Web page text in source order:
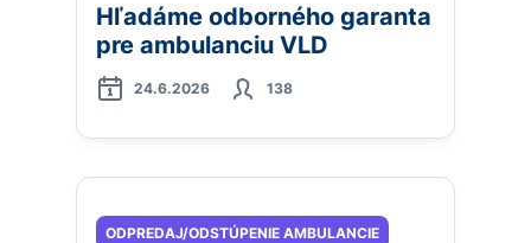
Hľadáme odborného garanta
pre ambulanciu VLD
24.6.2026 138
ODPREDAJ/ODSTÚPENIE AMBULANCIE